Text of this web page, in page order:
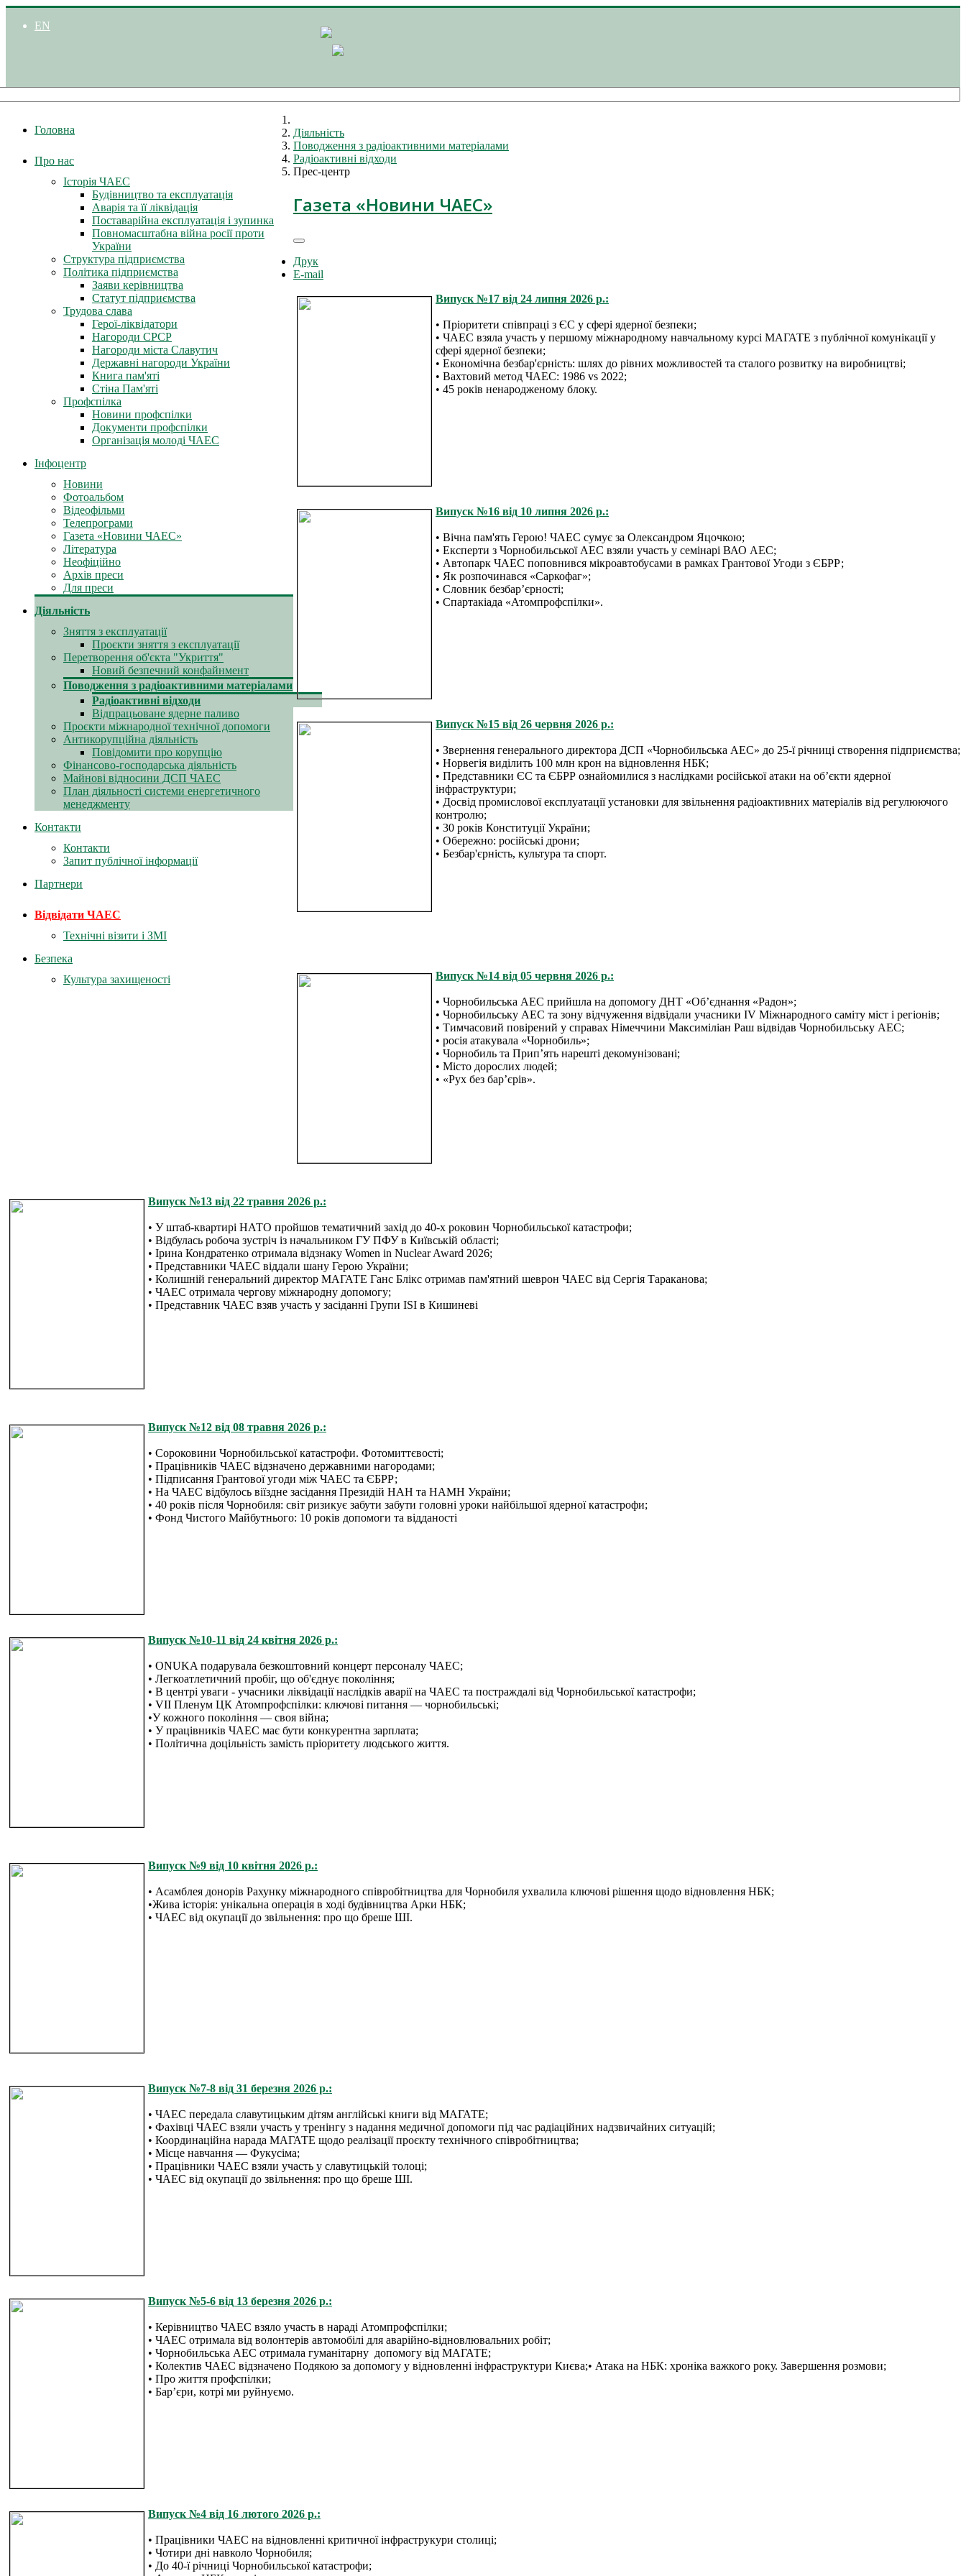
EN
Головна
Про нас
Історія ЧАЕС
Будівництво та експлуатація
Аварія та її ліквідація
Поставарійна експлуатація і зупинка
Повномасштабна війна росії проти
України
Структура підприємства
Політика підприємства
Заяви керівництва
Статут підприємства
Трудова слава
Герої-ліквідатори
Нагороди СРСР
Нагороди міста Славутич
Державні нагороди України
Книга пам'яті
Стіна Пам'яті
Профспілка
Новини профспілки
Документи профспілки
Організація молоді ЧАЕС
Інфоцентр
Новини
Фотоальбом
Відеофільми
Телепрограми
Газета «Новини ЧАЕС»
Література
Неофіційно
Архів преси
Для преси
Діяльність
Зняття з експлуатації
Проєкти зняття з експлуатації
Перетворення об'єкта "Укриття"
Новий безпечний конфайнмент
Поводження з радіоактивними матеріалами
Радіоактивні відходи
Відпрацьоване ядерне паливо
Проєкти міжнародної технічної допомоги
Антикорупційна діяльність
Повідомити про корупцію
Фінансово-господарська діяльність
Майнові відносини ДСП ЧАЕС
План діяльності системи енергетичного
менеджменту
Контакти
Контакти
Запит публічної інформації
Партнери
Відвідати ЧАЕС
Технічні візити і ЗМІ
Безпека
Культура захищеності
Діяльність
Поводження з радіоактивними матеріалами
Радіоактивні відходи
Прес-центр
Газета «Новини ЧАЕС»
Друк
E-mail
Випуск №17 від 24 липня 2026 р.:
• Пріоритети співпраці з ЄС у сфері ядерної безпеки;
• ЧАЕС взяла участь у першому міжнародному навчальному курсі МАГАТЕ з публічної комунікації у
сфері ядерної безпеки;
• Економічна безбар'єрність: шлях до рівних можливостей та сталого розвитку на виробництві;
• Вахтовий метод ЧАЕС: 1986 vs 2022;
• 45 років ненародженому блоку.
Випуск №16 від 10 липня 2026 р.:
• Вічна пам'ять Герою! ЧАЕС сумує за Олександром Яцочкою;
• Експерти з Чорнобильської АЕС взяли участь у семінарі ВАО АЕС;
• Автопарк ЧАЕС поповнився мікроавтобусами в рамках Грантової Угоди з ЄБРР;
• Як розпочинався «Саркофаг»;
• Словник безбар’єрності;
• Спартакіада «Атомпрофспілки».
Випуск №15 від 26 червня 2026 р.:
• Звернення генерального директора ДСП «Чорнобильська АЕС» до 25-ї річниці створення підприємства;
• Норвегія виділить 100 млн крон на відновлення НБК;
• Представники ЄС та ЄБРР ознайомилися з наслідками російської атаки на об’єкти ядерної
інфраструктури;
• Досвід промислової експлуатації установки для звільнення радіоактивних матеріалів від регулюючого
контролю;
• 30 років Конституції України;
• Обережно: російські дрони;
• Безбар'єрність, культура та спорт.
Випуск №14 від 05 червня 2026 р.:
• Чорнобильська АЕС прийшла на допомогу ДНТ «Об’єднання «Радон»;
• Чорнобильську АЕС та зону відчуження відвідали учасники IV Міжнародного саміту міст і регіонів;
• Тимчасовий повірений у справах Німеччини Максиміліан Раш відвідав Чорнобильську АЕС;
• росія атакувала «Чорнобиль»;
• Чорнобиль та Прип’ять нарешті декомунізовані;
• Місто дорослих людей;
• «Рух без бар’єрів».
Випуск №13 від 22 травня 2026 р.:
• У штаб-квартирі НАТО пройшов тематичний захід до 40-х роковин Чорнобильської катастрофи;
• Відбулась робоча зустріч із начальником ГУ ПФУ в Київській області;
• Ірина Кондратенко отримала відзнаку Women in Nuclear Award 2026;
• Представники ЧАЕС віддали шану Герою України;
• Колишній генеральний директор МАГАТЕ Ганс Блікс отримав пам'ятний шеврон ЧАЕС від Сергія Тараканова;
• ЧАЕС отримала чергову міжнародну допомогу;
• Представник ЧАЕС взяв участь у засіданні Групи ISI в Кишиневі
Випуск №12 від 08 травня 2026 р.:
• Сороковини Чорнобильської катастрофи. Фотомиттєвості;
• Працівників ЧАЕС відзначено державними нагородами;
• Підписання Грантової угоди між ЧАЕС та ЄБРР;
• На ЧАЕС відбулось віїздне засідання Президій НАН та НАМН України;
• 40 років після Чорнобиля: світ ризикує забути забути головні уроки найбільшої ядерної катастрофи;
• Фонд Чистого Майбутнього: 10 років допомоги та відданості
Випуск №10-11 від 24 квітня 2026 р.:
• ONUKA подарувала безкоштовний концерт персоналу ЧАЕС;
• Легкоатлетичний пробіг, що об'єднує покоління;
• В центрі уваги - учасники ліквідації наслідків аварії на ЧАЕС та постраждалі від Чорнобильської катастрофи;
• VII Пленум ЦК Атомпрофспілки: ключові питання — чорнобильські;
•У кожного покоління — своя війна;
• У працівників ЧАЕС має бути конкурентна зарплата;
• Політична доцільність замість пріоритету людського життя.
Випуск №9 від 10 квітня 2026 р.:
• Асамблея донорів Рахунку міжнародного співробітництва для Чорнобиля ухвалила ключові рішення щодо відновлення НБК;
•Жива історія: унікальна операція в ході будівництва Арки НБК;
• ЧАЕС від окупації до звільнення: про що бреше ШІ.
Випуск №7-8 від 31 березня 2026 р.:
• ЧАЕС передала славутицьким дітям англійські книги від МАГАТЕ;
• Фахівці ЧАЕС взяли участь у тренінгу з надання медичної допомоги під час радіаційних надзвичайних ситуацій;
• Координаційна нарада МАГАТЕ щодо реалізації проєкту технічного співробітництва;
• Місце навчання — Фукусіма;
• Працівники ЧАЕС взяли участь у славутицькій толоці;
• ЧАЕС від окупації до звільнення: про що бреше ШІ.
Випуск №5-6 від 13 березня 2026 р.:
• Керівництво ЧАЕС взяло участь в нараді Атомпрофспілки;
• ЧАЕС отримала від волонтерів автомобілі для аварійно-відновлювальних робіт;
• Чорнобильська АЕС отримала гуманітарну допомогу від МАГАТЕ;
• Колектив ЧАЕС відзначено Подякою за допомогу у відновленні інфраструктури Києва;• Атака на НБК: хроніка важкого року. Завершення розмови;
• Про життя профспілки;
• Бар’єри, котрі ми руйнуємо.
Випуск №4 від 16 лютого 2026 р.:
• Працівники ЧАЕС на відновленні критичної інфраструкури столиці;
• Чотири дні навколо Чорнобиля;
• До 40-ї річниці Чорнобильської катастрофи;